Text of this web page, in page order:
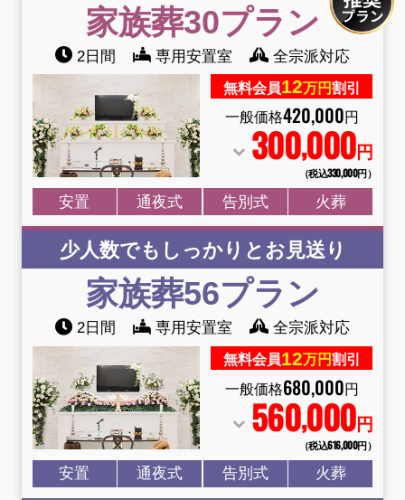
家族葬30プラン
2日間 専用安置室 全宗派対応
無料会員12万円割引
一般価格420,000円
300,000円
（税込330,000円）
安置 通夜式 告別式 火葬
少人数でもしっかりとお見送り
家族葬56プラン
2日間 専用安置室 全宗派対応
無料会員12万円割引
一般価格680,000円
560,000円
（税込616,000円）
安置 通夜式 告別式 火葬